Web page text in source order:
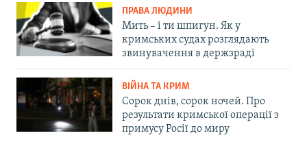
ПРАВА ЛЮДИНИ
Мить – і ти шпигун. Як у
кримських судах розглядають
звинувачення в держзраді
ВІЙНА ТА КРИМ
Сорок днів, сорок ночей. Про
результати кримської операції з
примусу Росії до миру